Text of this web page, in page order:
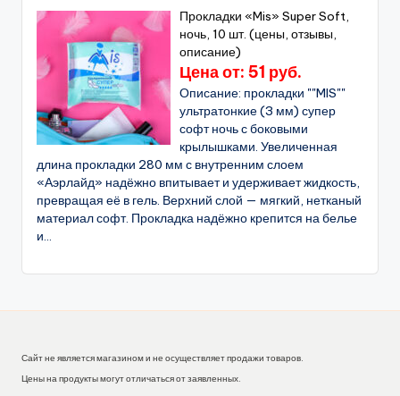
Прокладки «Mis» Super Soft,
ночь, 10 шт. (цены, отзывы,
описание)
Цена от: 51 руб.
Описание: прокладки ""MIS""
ультратонкие (3 мм) супер
софт ночь с боковыми
крылышками. Увеличенная
длина прокладки 280 мм с внутренним слоем
«Аэрлайд» надёжно впитывает и удерживает жидкость,
превращая её в гель. Верхний слой — мягкий, нетканый
материал софт. Прокладка надёжно крепится на белье
и...
Сайт не является магазином и не осуществляет продажи товаров.
Цены на продукты могут отличаться от заявленных.